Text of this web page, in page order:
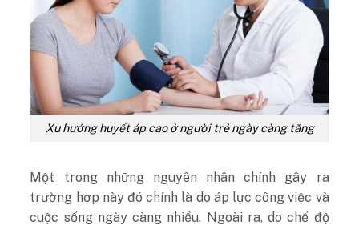
Xu hướng huyết áp cao ở người trẻ ngày càng tăng
Một trong những nguyên nhân chính gây ra
trường hợp này đó chính là do áp lực công việc và
cuộc sống ngày càng nhiều. Ngoài ra, do chế độ